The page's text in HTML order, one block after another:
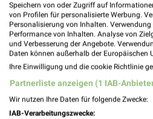
Speichern von oder Zugriff auf
von Profilen für personalisierte Werbung.
Personalisierung von Inhalten.
Performance von Inhalten. Analyse von
und Verbesserung der Angebote.
Daten können außerhalb der Europäischen
Ihre Einwilligung und die cookie Richtlinie
Partnerliste anzeigen (1 IAB-
Wir nutzen Ihre Daten für folgende Zwecke:
IAB-Verarbeitungszwecke: